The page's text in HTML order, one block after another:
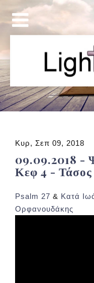
Κυρ, Σεπ 09, 2018
09.09.2018 -
Κεφ 4 -
Psalm 27 & Κατά
Ορφανουδάκης